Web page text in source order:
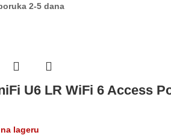
2-5 dana
U6 LR WiFi 6 Access
lageru